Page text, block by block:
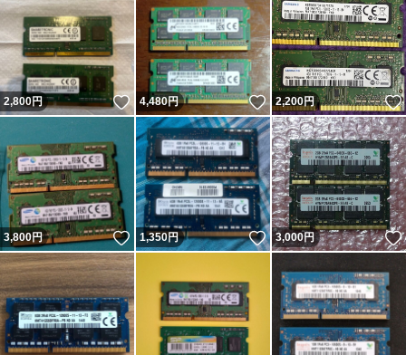
2,800円 いいね！
4,480円 いいね！
2,200円
3,800円 いいね！
1,350円 いいね！
3,000円